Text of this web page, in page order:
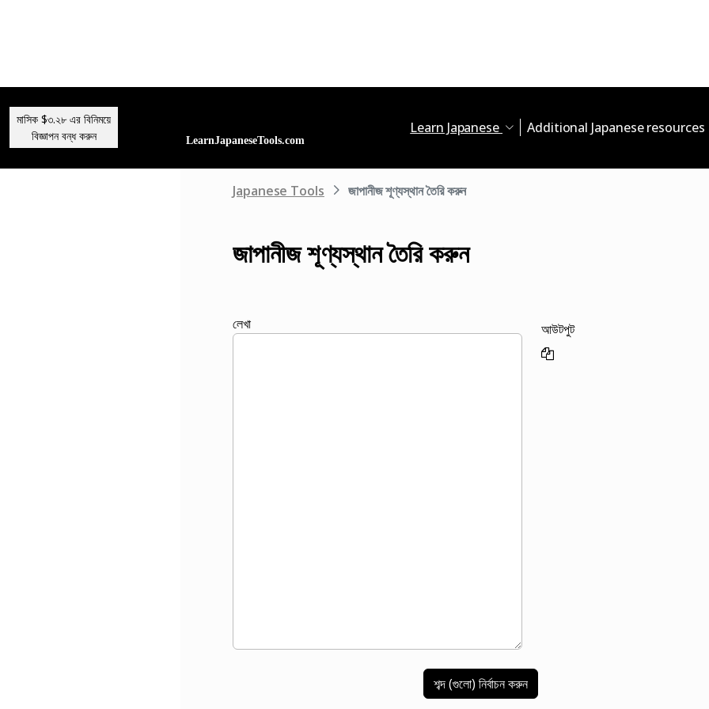
মাসিক $৩.২৮ এর বিনিময়ে
বিজ্ঞাপন বন্ধ করুন
Learn Japanese Additional Japanese resources
Japanese Tools জাপানীজ শূণ্যস্থান তৈরি করুন
জাপানীজ শূণ্যস্থান তৈরি করুন
লেখা আউটপুট
শব্দ (গুলো) নির্বাচন করুন